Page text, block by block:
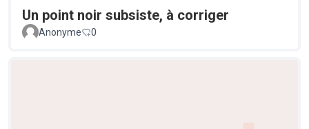
Un point noir subsiste, à corriger
Anonyme 0